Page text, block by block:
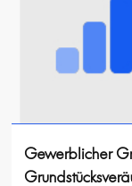
Gewerblicher